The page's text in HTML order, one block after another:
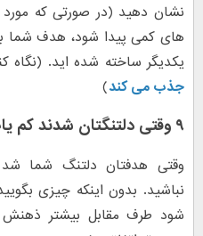
نشان دهید (در صورتی که
های کمی پیدا شود، هدف شما
یکدیگر ساخته شده اید. (نگاه
جذب می کند)
۹ وقتی دلتنگتان شدند کم یاب شوید
وقتی هدفتان دلتنگ شما
نباشید. بدون اینکه چیزی
شود طرف مقابل بیشتر ذهنش